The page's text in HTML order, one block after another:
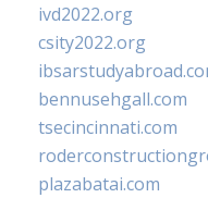
ivd2022.org
csity2022.org
bennusehgall.com
tsecincinnati.com
plazabatai.com